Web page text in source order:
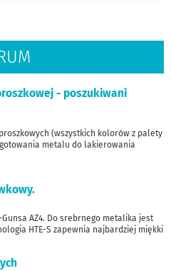
- poszukiwani
(wszystkich kolorów z palety
metalu do lakierowania
AZ4. Do srebrnego metalika jest
HTE-S zapewnia najbardziej miękki